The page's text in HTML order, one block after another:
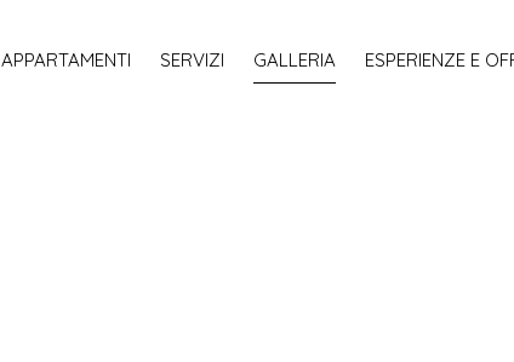
APPARTAMENTI SERVIZI GALLERIA ESPERIENZE E